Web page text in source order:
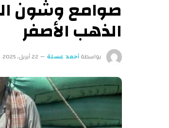
الذهب الأصفر
بواسطةأحمد عسلة 22 أبريل، 2025